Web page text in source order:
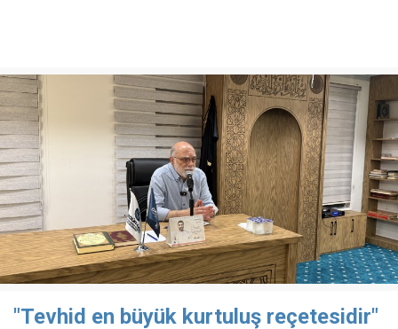
"Tevhid en büyük kurtuluş reçetesidir"